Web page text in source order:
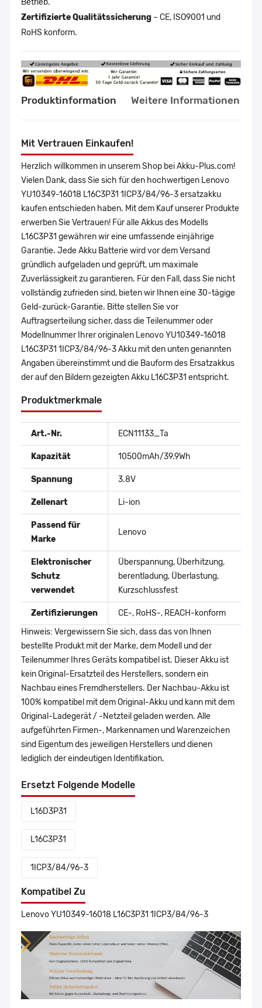
Zertifizierte Qualitätssicherung – CE, ISO9001 und
RoHS konform.
Produktinformation Weitere Informationen
Mit Vertrauen Einkaufen!
Herzlich willkommen in unserem Shop bei Akku-Plus.com!
Vielen Dank, dass Sie sich für den hochwertigen Lenovo
YU10349-16018 L16C3P31 1ICP3/84/96-3 ersatzakku
kaufen entschieden haben. Mit dem Kauf unserer Produkte
erwerben Sie Vertrauen! Für alle Akkus des Modells
L16C3P31 gewähren wir eine umfassende einjährige
Garantie. Jede Akku Batterie wird vor dem Versand
gründlich aufgeladen und geprüft, um maximale
Zuverlässigkeit zu garantieren. Für den Fall, dass Sie nicht
vollständig zufrieden sind, bieten wir Ihnen eine 30-tägige
Geld-zurück-Garantie. Bitte stellen Sie vor
Auftragserteilung sicher, dass die Teilenummer oder
Modellnummer Ihrer originalen Lenovo YU10349-16018
L16C3P31 1ICP3/84/96-3 Akku mit den unten genannten
Angaben übereinstimmt und die Bauform des Ersatzakkus
der auf den Bildern gezeigten Akku L16C3P31 entspricht.
Produktmerkmale
Art.-Nr. ECN11133_Ta
Kapazität 10500mAh/39.9Wh
Spannung 3.8V
Zellenart Li-ion
Passend für
Marke
Lenovo
Elektronischer
Schutz
verwendet
Überspannung, Überhitzung,
berentladung, Überlastung,
Kurzschlussfest
Zertifizierungen
CE-, RoHS-, REACH-konform
Hinweis: Vergewissern Sie sich, dass das von Ihnen
bestellte Produkt mit der Marke, dem Modell und der
Teilenummer Ihres Geräts kompatibel ist. Dieser Akku ist
kein Original-Ersatzteil des Herstellers, sondern ein
Nachbau eines Fremdherstellers. Der Nachbau-Akku ist
100% kompatibel mit dem Original-Akku und kann mit dem
Original-Ladegerät / -Netzteil geladen werden. Alle
aufgeführten Firmen-, Markennamen und Warenzeichen
sind Eigentum des jeweiligen Herstellers und dienen
lediglich der eindeutigen Identifikation.
Ersetzt Folgende Modelle
L16D3P31
L16C3P31
1ICP3/84/96-3
Kompatibel Zu
Lenovo YU10349-16018 L16C3P31 1ICP3/84/96-3